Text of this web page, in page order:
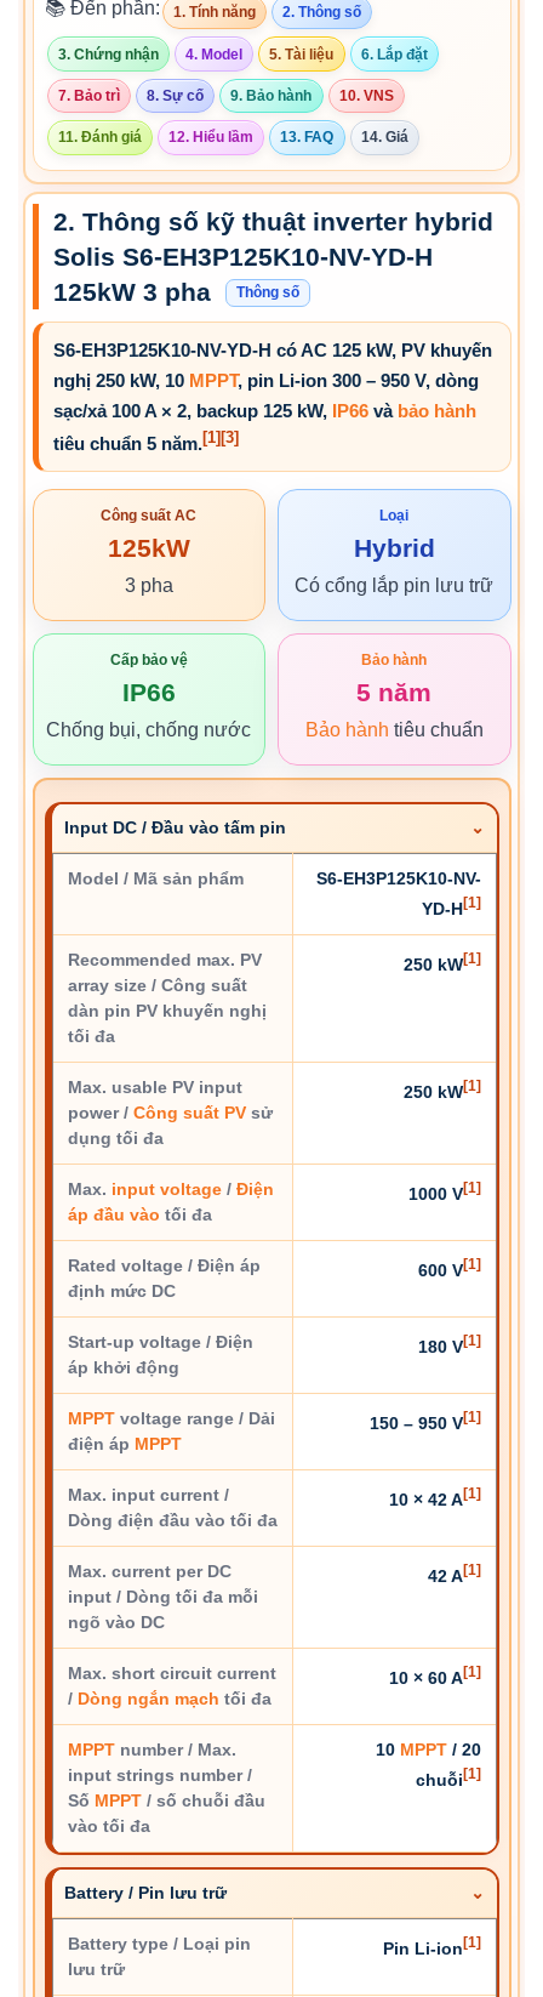
📚 Đến phần: 1. Tính năng 2. Thông số
3. Chứng nhận 4. Model 5. Tài liệu 6. Lắp đặt
7. Bảo trì 8. Sự cố 9. Bảo hành 10. VNS
11. Đánh giá 12. Hiểu lầm 13. FAQ 14. Giá
2. Thông số kỹ thuật inverter hybrid
Solis S6-EH3P125K10-NV-YD-H
125kW 3 pha
Thông số
S6-EH3P125K10-NV-YD-H có AC 125 kW, PV khuyến
nghị 250 kW, 10 MPPT, pin Li-ion 300 – 950 V, dòng
sạc/xả 100 A × 2, backup 125 kW, IP66và bảo hành
tiêu chuẩn 5 năm.[1] [3]
Công suất AC
125kW
3 pha
Loại
Hybrid
Có cổng lắp pin lưu trữ
Cấp bảo vệ
IP66
Chống bụi, chống nước
Bảo hành
5 năm
Bảo hành tiêu chuẩn
Input DC / Đầu vào tấm pin
Model / Mã sản phẩm
S6-EH3P125K10-NV-
YD-H[1]
Recommended max. PV
array size / Công suất
dàn pin PV khuyến nghị
tối đa
250 kW[1]
Max. usable PV input
power / Công suất PVsử
dụng tối đa
250 kW[1]
Max. input voltage/ Điện
áp đầu vào tối đa
1000 V[1]
Rated voltage / Điện áp
định mức DC
600 V[1]
Start-up voltage / Điện
áp khởi động
180 V[1]
MPPTvoltage range / Dải
điện áp MPPT
150 – 950 V[1]
Max. input current /
Dòng điện đầu vào tối đa
10 × 42 A[1]
Max. current per DC
input / Dòng tối đa mỗi
ngõ vào DC
42 A[1]
Max. short circuit current
/ Dòng ngắn mạch tối đa
10 × 60 A[1]
MPPTnumber / Max.
input strings number /
Số MPPT/ số chuỗi đầu
vào tối đa
10 MPPT/ 20
chuỗi [1]
Battery / Pin lưu trữ
Battery type / Loại pin
lưu trữ
Pin Li-ion [1]